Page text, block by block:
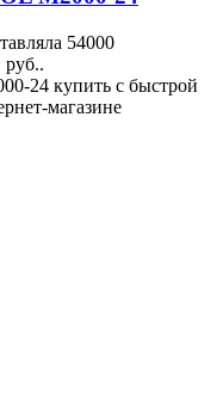
54000
24 купить с быстрой
магазине